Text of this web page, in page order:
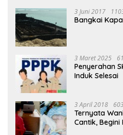
3 Juni 2017
Bangkai
3 Maret 2025
Penyerahan
Induk Selesai
3 April 2018
Ternyata
Cantik,